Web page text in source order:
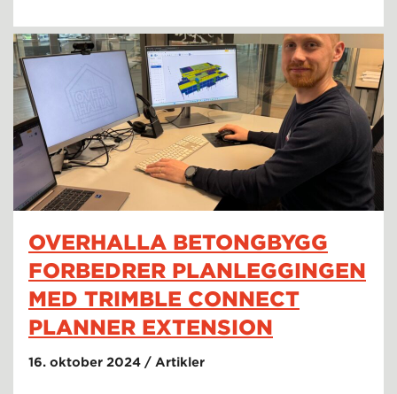
OVERHALLA BETONGBYGG
FORBEDRER PLANLEGGINGEN
MED TRIMBLE CONNECT
PLANNER EXTENSION
16. oktober 2024 / Artikler